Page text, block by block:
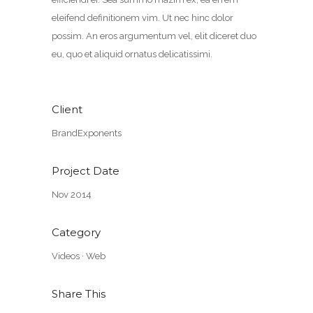
eleifend definitionem vim. Ut nec hinc dolor
possim. An eros argumentum vel, elit diceret duo
eu, quo et aliquid ornatus delicatissimi.
Client
BrandExponents
Project Date
Nov 2014
Category
Videos · Web
Share This